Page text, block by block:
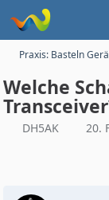
Praxis: Basteln
Welche
DH5AK 20.